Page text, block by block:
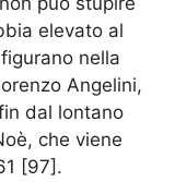
elevato al
nella
Angelini,
dal lontano
che viene
[97].